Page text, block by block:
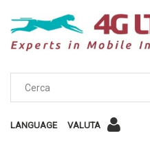
LANGUAGE VALUTA